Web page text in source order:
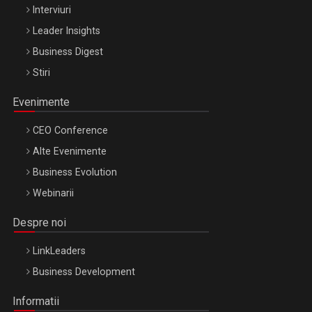
Interviuri
Leader Insights
Business Digest
Stiri
Evenimente
CEO Conference
Alte Evenimente
Business Evolution
Webinarii
Despre noi
LinkLeaders
Business Development
Informatii